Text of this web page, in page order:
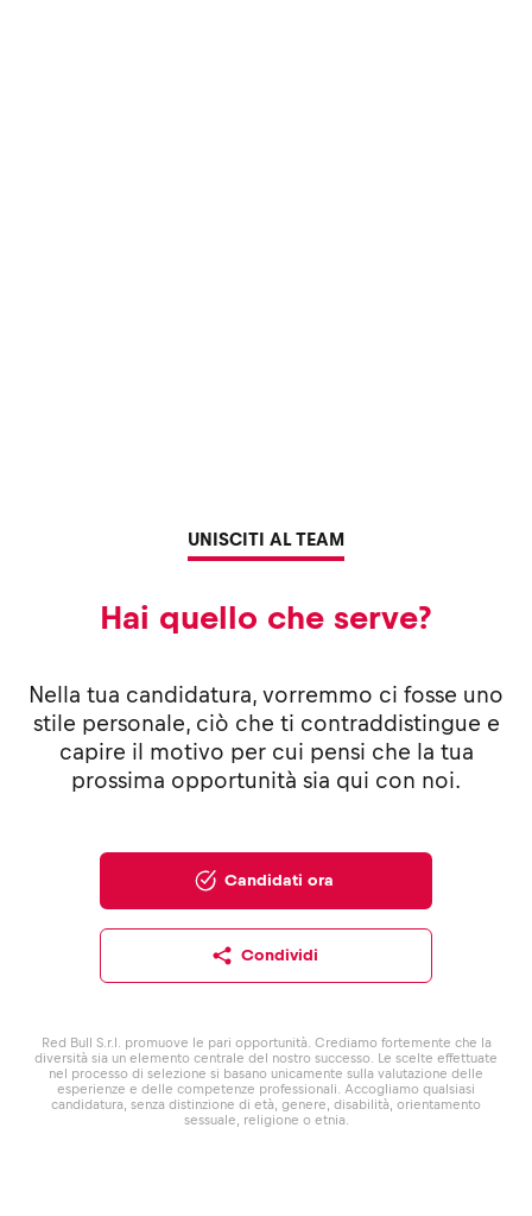
UNISCITI AL TEAM
Hai quello che serve?
Nella tua candidatura, vorremmo ci fosse uno
stile personale, ciò che ti contraddistingue e
capire il motivo per cui pensi che la tua
prossima opportunità sia qui con noi.
Candidati ora
Condividi
Red Bull S.r.l. promuove le pari opportunità. Crediamo fortemente che la
diversità sia un elemento centrale del nostro successo. Le scelte effettuate
nel processo di selezione si basano unicamente sulla valutazione delle
esperienze e delle competenze professionali. Accogliamo qualsiasi
candidatura, senza distinzione di età, genere, disabilità, orientamento
sessuale, religione o etnia.